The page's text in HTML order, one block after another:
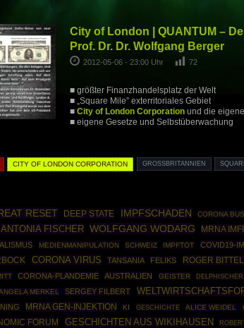
City of London | QUANTUM –
Prof. Dr. Dr. Wolfgang Berger
2012-05-06 - 23:00 Uhr 72
■ größter Finanzhandelsplatz der Welt
■ „Square Mile” exterritoriales Gebiet
■ City of London Corporationund die
■ eigene Gesetze und Selbstüberwachung
CITY OF LONDON CORPORATION GROSSBRITANNIEN
RESET DEEP STATE IMPFSCHADEN CORONA
ANTONIA FISCHER WOLFGANG WODARG MRNA
MEDIENMANIPULATION SCHWEIZ IMPFTOT COVID19-
CORONA VIRUS TANSANIA FELIKS ROGER BITTEL
CORONA-PLANDEMIE AUSTRALIEN GEISTER
MERKEL SERGEY FILBERT
MRNA GEN-INJEKTION KI GESCHICHTE ALICE WEIDEL
FORUM GESCHICHTEN AUS WIKIHAUSEN